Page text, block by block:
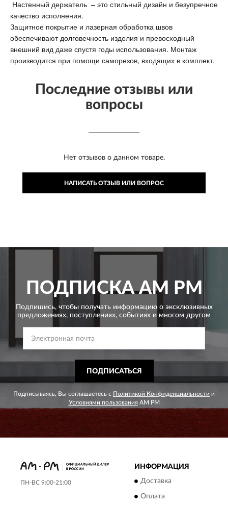
Настенный держатель – это стильный дизайн и безупречное
качество исполнения.
Защитное покрытие и лазерная обработка швов
обеспечивают долговечность изделия и превосходный
внешний вид даже спустя годы использования. Монтаж
производится при помощи саморезов, входящих в комплект.
Последние отзывы или
вопросы
Нет отзывов о данном товаре.
НАПИСАТЬ ОТЗЫВ ИЛИ ВОПРОС
ПОДПИСКАAM PM
Подпишись, чтобы получать информацию о эксклюзивных
предложениях, поступлениях, событиях и многом другом
ПОДПИСАТЬСЯ
Подписываясь, Вы соглашаетесь с Политикой Конфиденциальности и
Условиями пользования AM PM
ПН-ВС 9:00-21:00
ИНФОРМАЦИЯ
Доставка
Оплата